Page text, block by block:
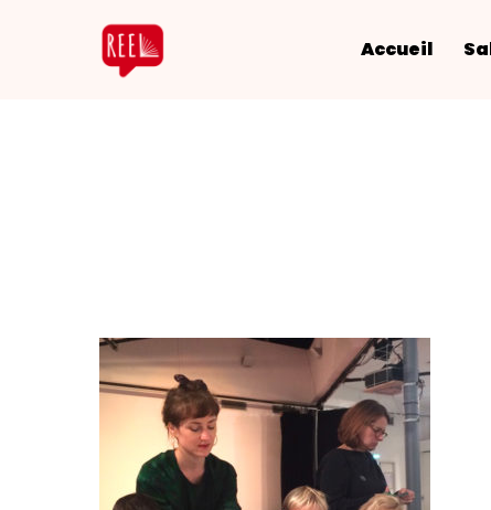
Accueil